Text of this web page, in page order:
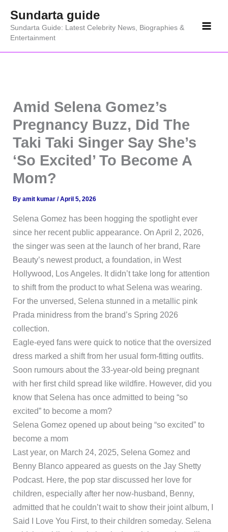
content
Sundarta guide
Sundarta Guide: Latest Celebrity News, Biographies &
Entertainment
Amid Selena Gomez’s
Pregnancy Buzz, Did The
Taki Taki Singer Say She’s
‘So Excited’ To Become A
Mom?
Byamit kumar/April 5, 2026
Selena Gomez has been hogging the spotlight ever
since her recent public appearance. On April 2, 2026,
the singer was seen at the launch of her brand, Rare
Beauty’s newest product, a foundation, in West
Hollywood, Los Angeles. It didn’t take long for attention
to shift from the product to what Selena was wearing.
For the unversed, Selena stunned in a metallic pink
Prada minidress from the brand’s Spring 2026
collection.
Eagle-eyed fans were quick to notice that the oversized
dress marked a shift from her usual form-fitting outfits.
Soon rumours about the 33-year-old being pregnant
with her first child spread like wildfire. However, did you
know that Selena has once admitted to being “so
excited” to become a mom?
Selena Gomez opened up about being “so excited” to
become a mom
Last year, on March 24, 2025, Selena Gomez and
Benny Blanco appeared as guests on the Jay Shetty
Podcast. Here, the pop star discussed her love for
children, especially after her now-husband, Benny,
admitted that he couldn’t wait to show their joint album, I
Said I Love You First, to their children someday. Selena